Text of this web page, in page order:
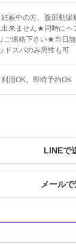
娠中の方、腹部動脈
来ません★同時にヘ
ご連絡下さい★当日
ドスパのみ男性も可
用OK 即時予約OK
LINEで
メール